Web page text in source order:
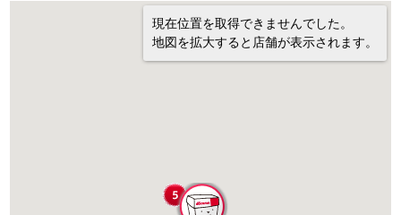
現在位置を取得できませんでした。
地図を拡大すると店舗が表示されます。